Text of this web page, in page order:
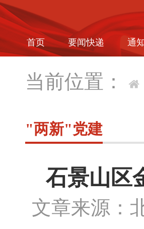
首页 要闻快递 通
当前位置：
"两新"党建
石景山区
文章来源